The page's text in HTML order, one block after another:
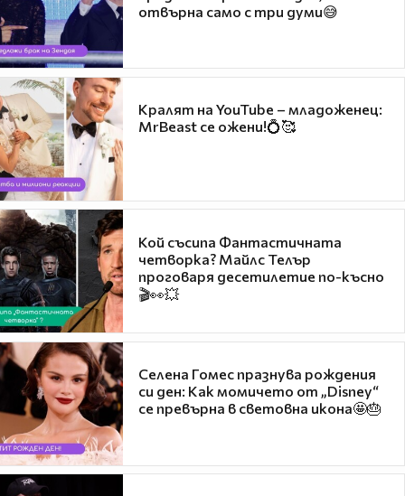
отвърна само с три думи😅
Кралят на YouTube – младоженец:
MrBeast се ожени!💍🥰
Кой съсипа Фантастичната
четворка? Майлс Телър
проговаря десетилетие по-късно
🎬👀💥
Селена Гомес празнува рождения
си ден: Как момичето от „Disney“
се превърна в световна икона🤩🎂